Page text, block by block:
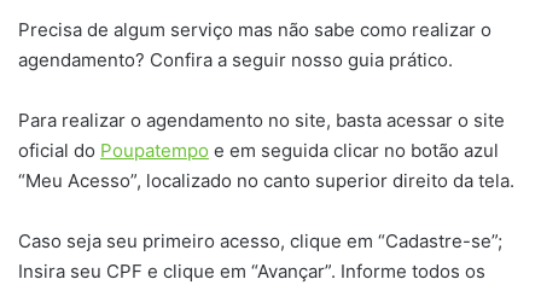
Precisa de algum serviço mas não sabe como realizar o
agendamento? Confira a seguir nosso guia prático.
Para realizar o agendamento no site, basta acessar o site
oficial do Poupatempo e em seguida clicar no botão azul
“Meu Acesso”, localizado no canto superior direito da tela.
Caso seja seu primeiro acesso, clique em “Cadastre-se”;
Insira seu CPF e clique em “Avançar”. Informe todos os